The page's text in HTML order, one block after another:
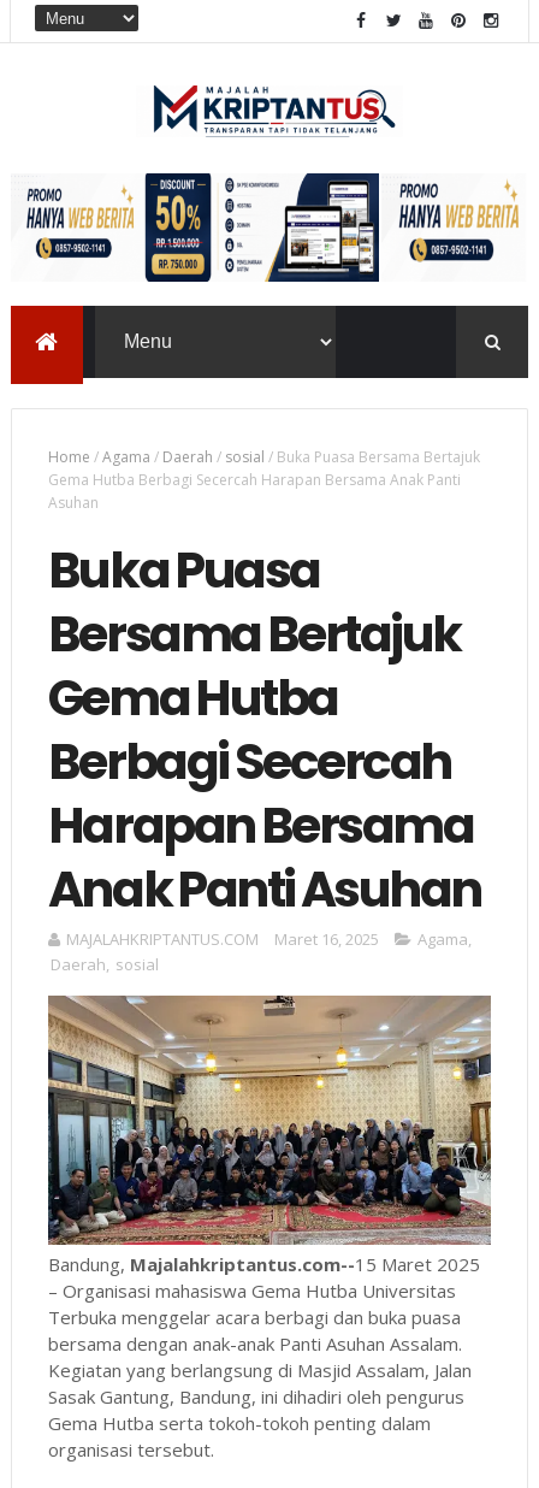
Home /Agama / Daerah / sosial / Buka Puasa Bersama Bertajuk
Gema Hutba Berbagi Secercah Harapan Bersama Anak Panti
Asuhan
Buka Puasa
Bersama Bertajuk
Gema Hutba
Berbagi Secercah
Harapan Bersama
Anak Panti Asuhan
MAJALAHKRIPTANTUS.COM Maret 16, 2025 Agama,
Daerah, sosial
Bandung, Majalahkriptantus.com--15 Maret 2025
– Organisasi mahasiswa Gema Hutba Universitas
Terbuka menggelar acara berbagi dan buka puasa
bersama dengan anak-anak Panti Asuhan Assalam.
Kegiatan yang berlangsung di Masjid Assalam, Jalan
Sasak Gantung, Bandung, ini dihadiri oleh pengurus
Gema Hutba serta tokoh-tokoh penting dalam
organisasi tersebut.